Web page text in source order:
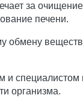
за
печени.
обмену
специалистом
организма.